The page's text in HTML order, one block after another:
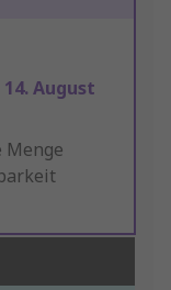
14. August
Menge